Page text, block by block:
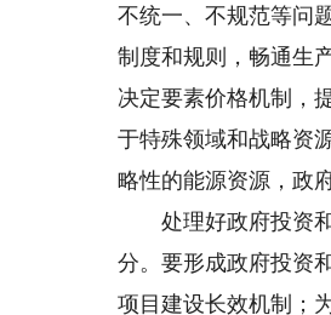
不统一、不规范等问
制度和规则，畅通生
决定要素价格机制，
于特殊领域和战略资
略性的能源资源，政
处理好政府投资和
分。要形成政府投资
项目建设长效机制；